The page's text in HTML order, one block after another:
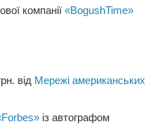
компанії «BogushTime»
від Мережі американських
із автографом